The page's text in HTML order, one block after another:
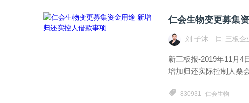
仁会生物变更募集
刘 子沐 三板企
新三板报-2019年11月4
增加归还实际控制人桑
830931 仁会生物